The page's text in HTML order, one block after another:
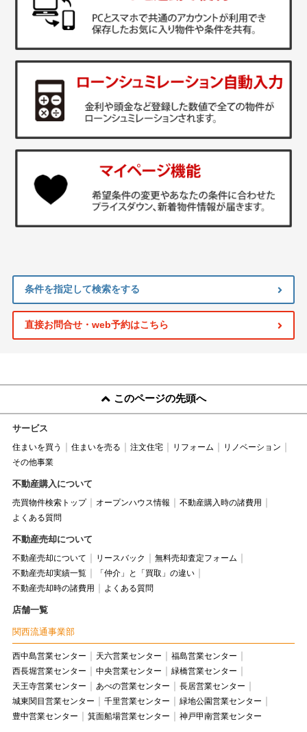
条件を指定して検索をする
直接お問合せ・web予約はこちら
このページの先頭へ
サービス
住まいを買う 住まいを売る 注文住宅 リフォーム
リノベーション
その他事業
不動産購入について
売買物件検索トップ オープンハウス情報
不動産購入時の諸費用
よくある質問
不動産売却について
不動産売却について リースバック
無料売却査定フォーム
不動産売却実績一覧
「仲介」と「買取」の違い
不動産売却時の諸費用
よくある質問
店舗一覧
関西流通事業部
西中島営業センター 天六営業センター
福島営業センター
西長堀営業センター
中央営業センター
緑橋営業センター
天王寺営業センター
あべの営業センター
長居営業センター
城東関目営業センター
千里営業センター
緑地公園営業センター
豊中営業センター
箕面船場営業センター 神戸甲南営業センター